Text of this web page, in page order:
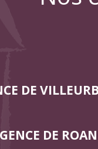
DE
DE